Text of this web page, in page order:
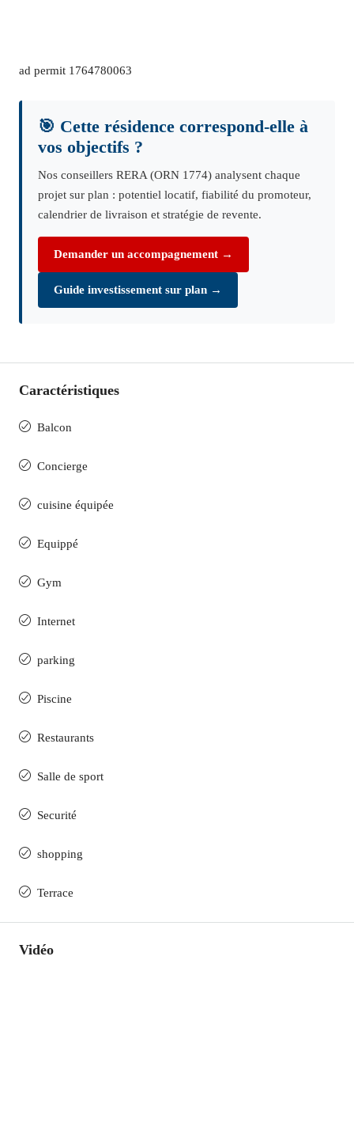
ad permit 1764780063
🎯 Cette résidence correspond-elle à
vos objectifs ?
Nos conseillers RERA (ORN 1774) analysent chaque
projet sur plan : potentiel locatif, fiabilité du promoteur,
calendrier de livraison et stratégie de revente.
Demander un accompagnement →
Guide investissement sur plan →
Caractéristiques
Balcon
Concierge
cuisine équipée
Equippé
Gym
Internet
parking
Piscine
Restaurants
Salle de sport
Securité
shopping
Terrace
Vidéo